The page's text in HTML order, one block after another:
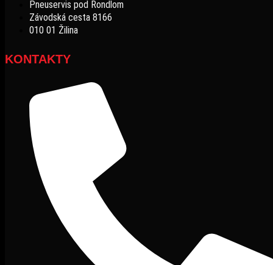
Pneuservis pod Rondlom
Závodská cesta 8166
010 01 Žilina
KONTAKTY